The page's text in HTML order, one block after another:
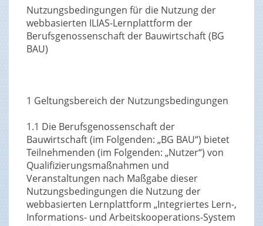
Nutzungsbedingungen für die Nutzung der
webbasierten ILIAS-Lernplattform der
Berufsgenossenschaft der Bauwirtschaft (BG
BAU)
1 Geltungsbereich der Nutzungsbedingungen
1.1 Die Berufsgenossenschaft der
Bauwirtschaft (im Folgenden: „BG BAU“) bietet
Teilnehmenden (im Folgenden: „Nutzer“) von
Qualifizierungsmaßnahmen und
Veranstaltungen nach Maßgabe dieser
Nutzungsbedingungen die Nutzung der
webbasierten Lernplattform „Integriertes Lern-,
Informations- und Arbeitskooperations-System